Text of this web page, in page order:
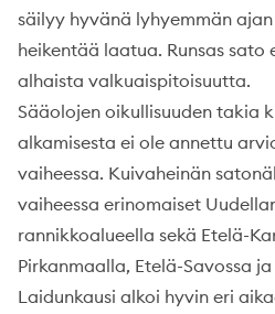
säilyy hyvänä lyhyemmän
heikentää laatua. Runsas sato
alhaista valkuaispitoisuutta.
Sääolojen oikullisuuden takia
alkamisesta ei ole annettu
vaiheessa. Kuivaheinän
vaiheessa erinomaiset
rannikkoalueella sekä Etelä-
Pirkanmaalla, Etelä-Savossa
Laidunkausi alkoi hyvin eri